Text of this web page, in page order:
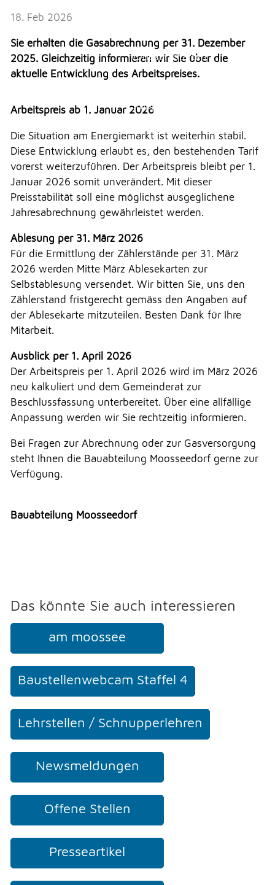
Vorlesen starten
Vorlesen pausieren
Stoppen
Überbauung Moosbühl
Kultur
Soziales
THEMEN & VERWALTUNG
FREIZEIT
GEWERBE
NOTFALL
KONTAKT
LOGIN
18. Feb 2026
Sie erhalten die Gasabrechnung per 31. Dezember
2025. Gleichzeitig informieren wir Sie über die
aktuelle Entwicklung des Arbeitspreises.
Arbeitspreis ab 1. Januar 2026
Die Situation am Energiemarkt ist weiterhin stabil.
Diese Entwicklung erlaubt es, den bestehenden Tarif
vorerst weiterzuführen. Der Arbeitspreis bleibt per 1.
Januar 2026 somit unverändert. Mit dieser
Preisstabilität soll eine möglichst ausgeglichene
Jahresabrechnung gewährleistet werden.
Ablesung per 31. März 2026
Für die Ermittlung der Zählerstände per 31. März
2026 werden Mitte März Ablesekarten zur
Selbstablesung versendet. Wir bitten Sie, uns den
Zählerstand fristgerecht gemäss den Angaben auf
der Ablesekarte mitzuteilen. Besten Dank für Ihre
Mitarbeit.
Ausblick per 1. April 2026
Der Arbeitspreis per 1. April 2026 wird im März 2026
neu kalkuliert und dem Gemeinderat zur
Beschlussfassung unterbereitet. Über eine allfällige
Anpassung werden wir Sie rechtzeitig informieren.
Bei Fragen zur Abrechnung oder zur Gasversorgung
steht Ihnen die Bauabteilung Moosseedorf gerne zur
Verfügung.
Bauabteilung Moosseedorf
Das könnte Sie auch interessieren
am moossee
Baustellenwebcam Staffel 4
Lehrstellen / Schnupperlehren
Newsmeldungen
Offene Stellen
Presseartikel